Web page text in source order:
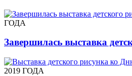
ГОДА
Завершилась выставка
2019 ГОДА